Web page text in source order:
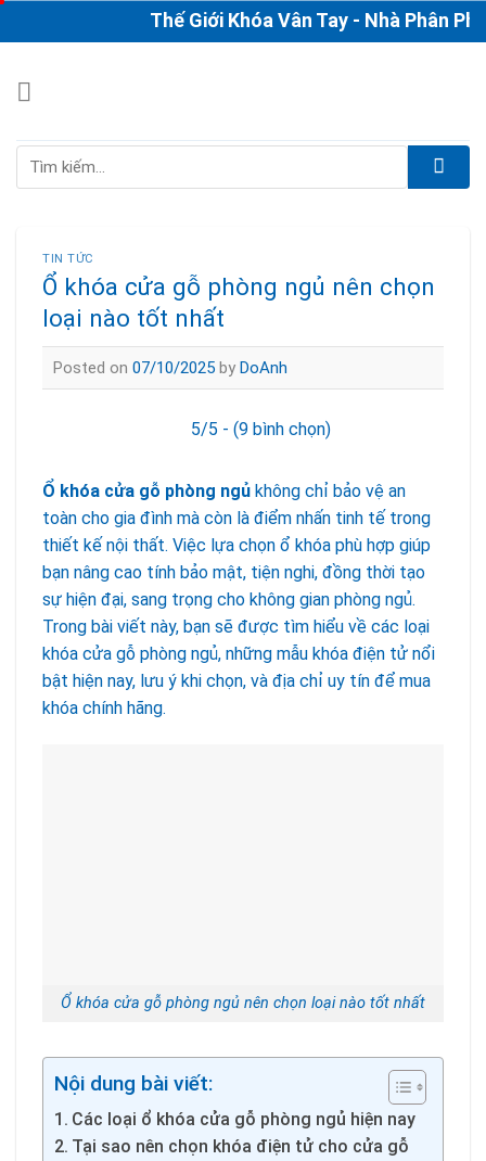
to
Thế Giới Khóa Vân Tay - Nhà Phân Phối
Tìm
TIN TỨC
Ổ khóa cửa gỗ phòng ngủ nên chọn
loại nào tốt nhất
Posted on 07/10/2025 by DoAnh
5/5 - (9 bình chọn)
Ổ khóa cửa gỗ phòng ngủ không chỉ bảo vệ an
toàn cho gia đình mà còn là điểm nhấn tinh tế trong
thiết kế nội thất. Việc lựa chọn ổ khóa phù hợp giúp
bạn nâng cao tính bảo mật, tiện nghi, đồng thời tạo
sự hiện đại, sang trọng cho không gian phòng ngủ.
Trong bài viết này, bạn sẽ được tìm hiểu về các loại
khóa cửa gỗ phòng ngủ, những mẫu khóa điện tử nổi
bật hiện nay, lưu ý khi chọn, và địa chỉ uy tín để mua
khóa chính hãng.
Ổ khóa cửa gỗ phòng ngủ nên chọn loại nào tốt nhất
Nội dung bài viết:
Các loại ổ khóa cửa gỗ phòng ngủ hiện nay
Tại sao nên chọn khóa điện tử cho cửa gỗ